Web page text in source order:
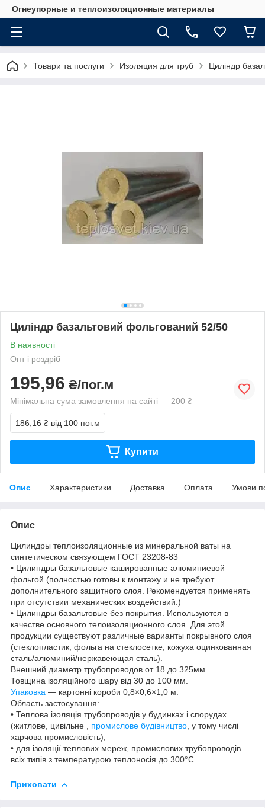
Огнеупорные и теплоизоляционные материалы
Товари та послуги Изоляция для труб Циліндр
Циліндр базальтовий фольгований 52/50
В наявності
Опт і роздріб
195,96 ₴/пог.м
Мінімальна сума замовлення на сайті — 200 ₴
186,16 ₴ від 100 пог.м
Купити
Опис Характеристики Доставка Оплата Умови
Опис
Цилиндры теплоизоляционные из минеральной ваты на
синтетическом связующем ГОСТ 23208-83
• Цилиндры базальтовые кашированные алюминиевой
фольгой (полностью готовы к монтажу и не требуют
дополнительного защитного слоя. Рекомендуется применять
при отсутствии механических воздействий.)
• Цилиндры базальтовые без покрытия. Используются в
качестве основного телоизоляционного слоя. Для этой
продукции существуют различные варианты покрывного слоя
(стеклопластик, фольга на стеклосетке, кожуха оцинкованная
сталь/алюминий/нержавеющая сталь).
Внешний диаметр трубопроводов от 18 до 325мм.
Товщина ізоляційного шару від 30 до 100 мм.
Упаковка — картонні короби 0,8×0,6×1,0 м.
Область застосування:
• Теплова ізоляція трубопроводів у будинках і спорудах
(житлове, цивільне , промислове будівництво , у тому числі
харчова промисловість),
• для ізоляції теплових мереж, промислових трубопроводів
всіх типів з температурою теплоносія до 300°С.
Приховати